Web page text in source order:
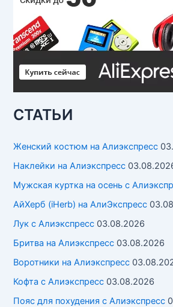
СТАТЬИ
Женский костюм на Алиэкспресс
Наклейки на Алиэкспресс
Мужская куртка на осень с
АйХерб (iHerb) на АлиЭкспресс
Лук с Алиэкспресс 03.08.2026
Бритва на Алиэкспресс 03.08.2026
Воротники на Алиэкспресс
Кофта с Алиэкспресс 03.08.2026
Пояс для похудения с Алиэкспресс